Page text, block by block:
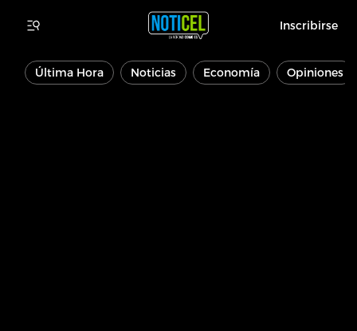
Inscribirse
Última Hora Noticias Economía Opiniones